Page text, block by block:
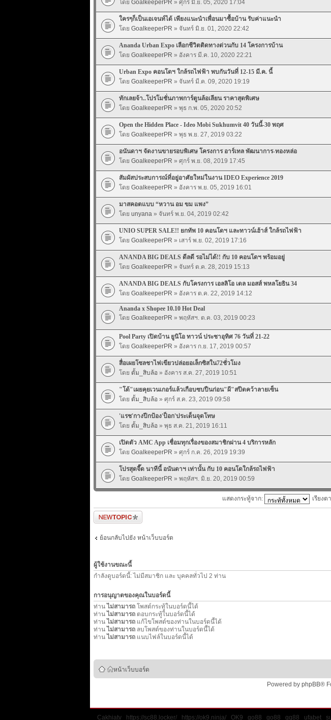
โดย GoalkeeperPR » ศุกร์ มิ.ย. 05, 2020 17:04
ใครๆก็เป็นเอเจนท์ได้ เพียงแนะนำเพื่อนมาซื้อบ้าน รับค่าแนะนำ
โดย GoalkeeperPR » จันทร์ มิ.ย. 01, 2020 22:42
Ananda Urban Expo เลือกชีวิตติดทางด่วนกับ 14 โครงการบ้าน
โดย GoalkeeperPR » อังคาร มี.ค. 10, 2020 22:21
Urban Expo คอนโดฯ ใกล้รถไฟฟ้า พบกันวันที่ 12-15 มี.ค. นี้
โดย GoalkeeperPR » จันทร์ มี.ค. 09, 2020 19:19
ทักเลยจ้า..โปรโมชั่นภาพการ์ตูนล้อเลียน ราคาสุดพิเศษ
โดย GoalkeeperPR » พุธ ก.พ. 05, 2020 20:52
Open the Hidden Place - Ideo Mobi Sukhumvit 40 วันนี้-30 พฤศ
โดย GoalkeeperPR » พุธ พ.ย. 27, 2019 03:22
อนันดาฯ จัดงานขายรอบพิเศษ โครงการ อาร์เทล พัฒนาการ-ทองหล่อ
โดย GoalkeeperPR » ศุกร์ พ.ย. 08, 2019 17:45
สัมผัสประสบการณ์ที่อยู่อาศัยใหม่ในงาน IDEO Experience 2019
โดย GoalkeeperPR » อังคาร พ.ย. 05, 2019 16:01
มาสคอตแบบ “หวาน อม ขม แพง”
โดย unyana» จันทร์ พ.ย. 04, 2019 02:42
UNIO SUPER SALE!! ยกทัพ 10 คอนโดฯ และทาวน์เฮ้าส์ ใกล้รถไฟฟ้า
โดย GoalkeeperPR » เสาร์ พ.ย. 02, 2019 17:16
ANANDA BIG DEALS ดีลดี รอไม่ได้!! กับ 10 คอนโดฯ พร้อมอยู่
โดย GoalkeeperPR » จันทร์ ต.ค. 28, 2019 15:13
ANANDA BIG DEALS กับโครงการ เอลลิโอ เดล มอสส์ พหลโยธิน 34
โดย GoalkeeperPR » อังคาร ต.ค. 22, 2019 14:12
Ananda x Shopee 10.10 Hot Deal
โดย GoalkeeperPR » พฤหัสฯ. ต.ค. 03, 2019 00:23
Pool Party เปิดบ้าน ยูนิโอ ทาวน์ ประชาอุทิศ 76 วันที่ 21-22
โดย GoalkeeperPR » อังคาร ก.ย. 17, 2019 00:57
สื่อเผยโซลชาไฟเขียวปล่อยอเล็กซิสใน72ชั่วโมง
โดย ตั้ม_สิบล้อ » อังคาร ส.ค. 27, 2019 10:51
"โด้"เผยคุยเวนเกอร์แล้วเกือบซบปืนก่อน"ผี"สปีดคว้าลายเซ็น
โดย ตั้ม_สิบล้อ» ศุกร์ ส.ค. 23, 2019 09:58
'แรช'กางปีกป้อง'ป็อก'ประเด็นจุดโทษ
โดย ตั้ม_สิบล้อ » พุธ ส.ค. 21, 2019 16:11
เปิดตัว AMC App เชื่อมทุกเรื่องของสมาชิกผ่าน 4 บริการหลัก
โดย GoalkeeperPR » ศุกร์ ก.ค. 26, 2019 19:39
โปรสุดจี๊ด นาทีนี้ อนันดาฯ เท่านั้น กับ 10 คอนโดใกล้รถไฟฟ้า
โดย GoalkeeperPR » พฤหัสฯ. มิ.ย. 20, 2019 00:59
แสดงกระทู้จาก: เรียงต
ตั้งกระทู้ใหม่
ย้อนกลับไปยัง หน้าเว็บบอร์ด
ผู้ใช้งานขณะนี้
กำลังดูบอร์ดนี้: ไม่มีสมาชิก และ บุคคลทั่วไป 2 ท่าน
การอนุญาตของคุณในบอร์ดนี้
ท่าน ไม่สามารถโพสต์กระทู้ในบอร์ดนี้ได้
ท่าน ไม่สามารถตอบกระทู้ในบอร์ดนี้ได้
ท่าน ไม่สามารถแก้ไขโพสต์ของท่านในบอร์ดนี้ได้
ท่าน ไม่สามารถลบโพสต์ของท่านในบอร์ดนี้ได้
ท่าน ไม่สามารถแนบไฟล์ในบอร์ดนี้ได้
หน้าเว็บบอร์ด
Powered by phpBB®
Cakhiatv https://sc88.locker/ https://ok9.ninja/ OK9 go88 go88 qq88 ufabet